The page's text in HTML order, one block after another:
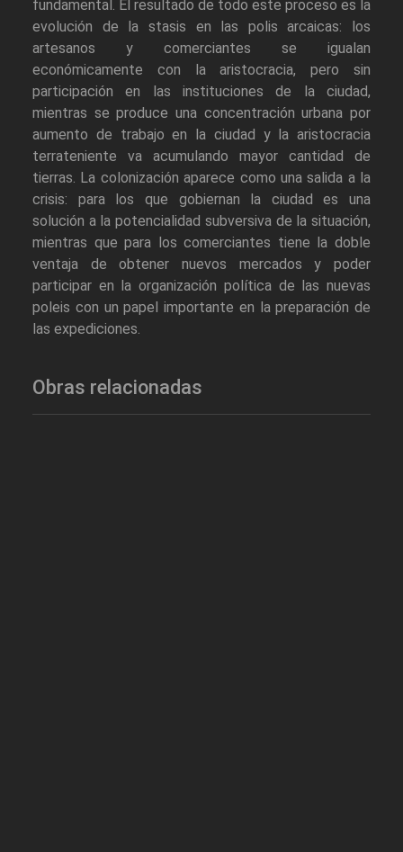
fundamental. El resultado de todo este proceso es la
evolución de la stasis en las polis arcaicas: los
artesanos y comerciantes se igualan
económicamente con la aristocracia, pero sin
participación en las instituciones de la ciudad,
mientras se produce una concentración urbana por
aumento de trabajo en la ciudad y la aristocracia
terrateniente va acumulando mayor cantidad de
tierras. La colonización aparece como una salida a la
crisis: para los que gobiernan la ciudad es una
solución a la potencialidad subversiva de la situación,
mientras que para los comerciantes tiene la doble
ventaja de obtener nuevos mercados y poder
participar en la organización política de las nuevas
poleis con un papel importante en la preparación de
las expediciones.
Obras relacionadas